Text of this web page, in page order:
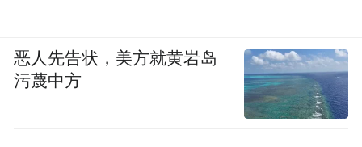
恶人先告状，美方就黄岩岛
污蔑中方